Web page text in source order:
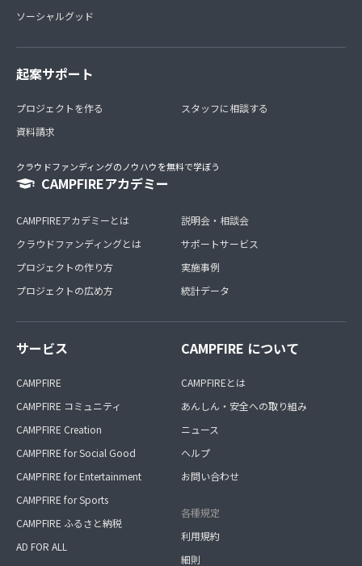
ソーシャルグッド
起案サポート
プロジェクトを作る
資料請求
スタッフに相談する
クラウドファンディングのノウハウを無料で学ぼう
CAMPFIREアカデミー
CAMPFIREアカデミーとは
クラウドファンディングとは
プロジェクトの作り方
プロジェクトの広め方
説明会・相談会
サポートサービス
実施事例
統計データ
サービス
CAMPFIRE
CAMPFIRE コミュニティ
CAMPFIRE Creation
CAMPFIRE for Social Good
CAMPFIRE for Entertainment
CAMPFIRE for Sports
CAMPFIRE ふるさと納税
AD FOR ALL
CAMPFIRE について
CAMPFIREとは
あんしん・安全への取り組み
ニュース
ヘルプ
お問い合わせ
各種規定
利用規約
細則